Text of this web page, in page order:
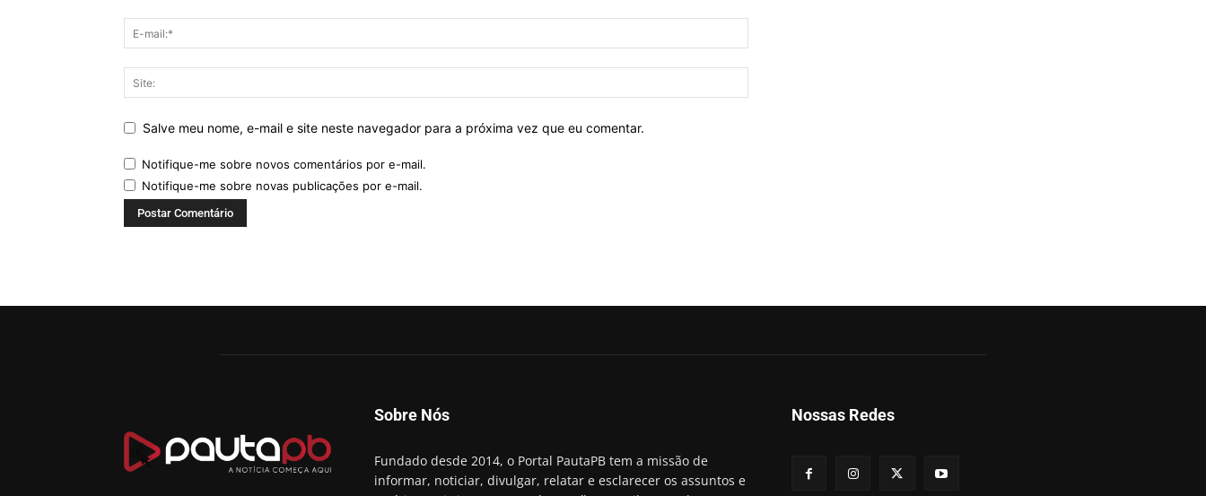
Salve meu nome, e-mail e site neste navegador para a próxima vez que eu comentar.
Notifique-me sobre novos comentários por e-mail.
Notifique-me sobre novas publicações por e-mail.
Sobre Nós
Fundado desde 2014, o Portal PautaPB tem a missão de
informar, noticiar, divulgar, relatar e esclarecer os assuntos e
Nossas Redes